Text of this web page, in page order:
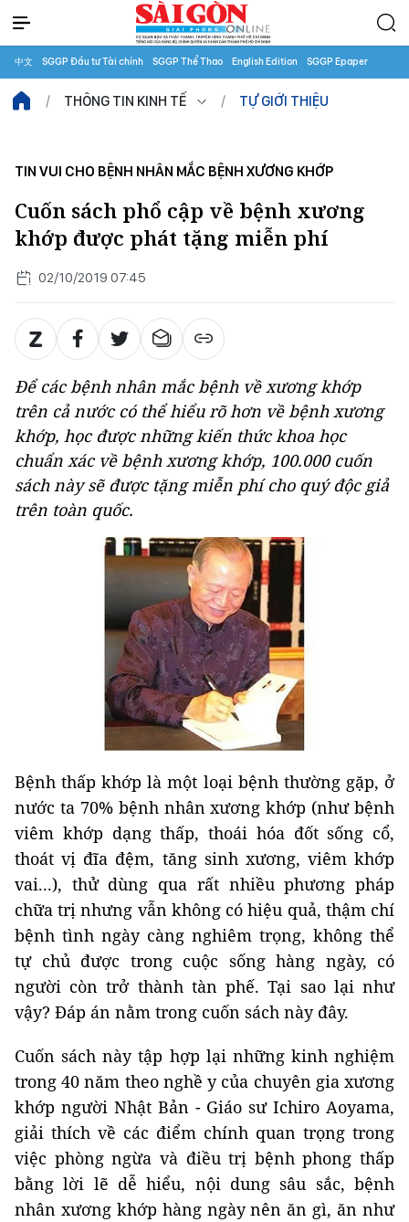
中文 SGGP Đầu tư Tài chính SGGP Thể Thao English Edition SGGP Epaper
THÔNG TIN KINH TẾ TỰ GIỚI THIỆU
TIN VUI CHO BỆNH NHÂN MẮC BỆNH XƯƠNG KHỚP
Cuốn sách phổ cập về bệnh xương
khớp được phát tặng miễn phí
02/10/2019 07:45
Để các bệnh nhân mắc bệnh về xương khớp
trên cả nước có thể hiểu rõ hơn về bệnh xương
khớp, học được những kiến thức khoa học
chuẩn xác về bệnh xương khớp, 100.000 cuốn
sách này sẽ được tặng miễn phí cho quý độc giả
trên toàn quốc.
Bệnh thấp khớp là một loại bệnh thường gặp, ở
nước ta 70% bệnh nhân xương khớp (như bệnh
viêm khớp dạng thấp, thoái hóa đốt sống cổ,
thoát vị đĩa đệm, tăng sinh xương, viêm khớp
vai...), thử dùng qua rất nhiều phương pháp
chữa trị nhưng vẫn không có hiệu quả, thậm chí
bệnh tình ngày càng nghiêm trọng, không thể
tự chủ được trong cuộc sống hàng ngày, có
người còn trở thành tàn phế. Tại sao lại như
vậy? Đáp án nằm trong cuốn sách này đây.
Cuốn sách này tập hợp lại những kinh nghiệm
trong 40 năm theo nghề y của chuyên gia xương
khớp người Nhật Bản - Giáo sư Ichiro Aoyama,
giải thích về các điểm chính quan trọng trong
việc phòng ngừa và điều trị bệnh phong thấp
bằng lời lẽ dễ hiểu, nội dung sâu sắc, bệnh
nhân xương khớp hàng ngày nên ăn gì, ăn như